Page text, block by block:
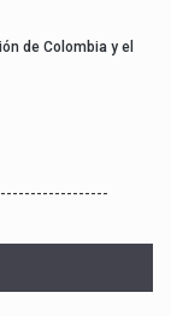
de Colombia y el